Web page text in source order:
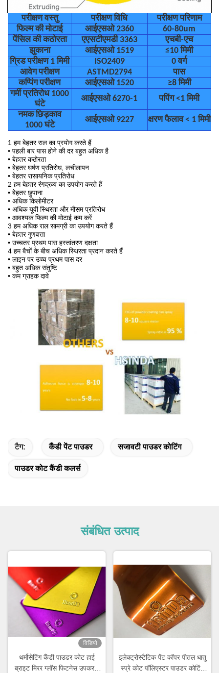
परीक्षण वस्तु परीक्षण विधि
परीक्षण परिणाम
फिल्म की मोटाई
आईएसओ 2360
60-80um
पेंसिल की कठोरता
एएसटीएमडी 3363
एचबी-एच
झुकाना
आईएसओ 1519
≤10 मिमी
ग्रिड परीक्षण 1 मिमी
ISO2409
0 वर्ग
आवेग परीक्षण
ASTMD2794
पास
कप्पिंग परीक्षण
आईएसओ 1520
≥8 मिमी
गर्मी प्रतिरोध 1000
घंटे
आईएसओ 6270-1
पपिंग <1 मिमी
नमक छिड़काव
1000 घंटे
आईएसओ 9227 क्षरण फैलाव < 1 मिमी
1 हम बेहतर राल का प्रयोग करते हैं
• पहली बार पास होने की दर बहुत अधिक है
• बेहतर कठोरता
• बेहतर घर्षण प्रतिरोध, लचीलापन
• बेहतर रासायनिक प्रतिरोध
2 हम बेहतर रंगद्रव्य का उपयोग करते हैं
• बेहतर छुपाना
• अधिक किलोमीटर
• अधिक यूवी स्थिरता और मौसम प्रतिरोध
• आवश्यक फिल्म की मोटाई कम करें
3 हम अधिक राल सामग्री का उपयोग करते हैं
• बेहतर गुणवत्ता
• उच्चतर प्रथम पास हस्तांतरण दक्षता
4 हम बैचों के बीच अधिक स्थिरता प्रदान करते हैं
• लाइन पर उच्च प्रथम पास दर
• बहुत अधिक संतुष्टि
• कम ग्राहक दावे
टैग: कैंडी पेंट पाउडर सजावटी पाउडर कोटिंग
पाउडर कोट कैंडी कलर्स
संबंधित उत्पाद
विडियो
थर्मोसेटिंग कैंडी पाउडर कोट हाई
ब्राइट मिरर ग्लॉस फिटनेस उपकरण
इलेक्ट्रोस्टैटिक पेंट कॉपर पीतल धातु
स्प्रे कोट पॉलिएस्टर पाउडर कोटिंग